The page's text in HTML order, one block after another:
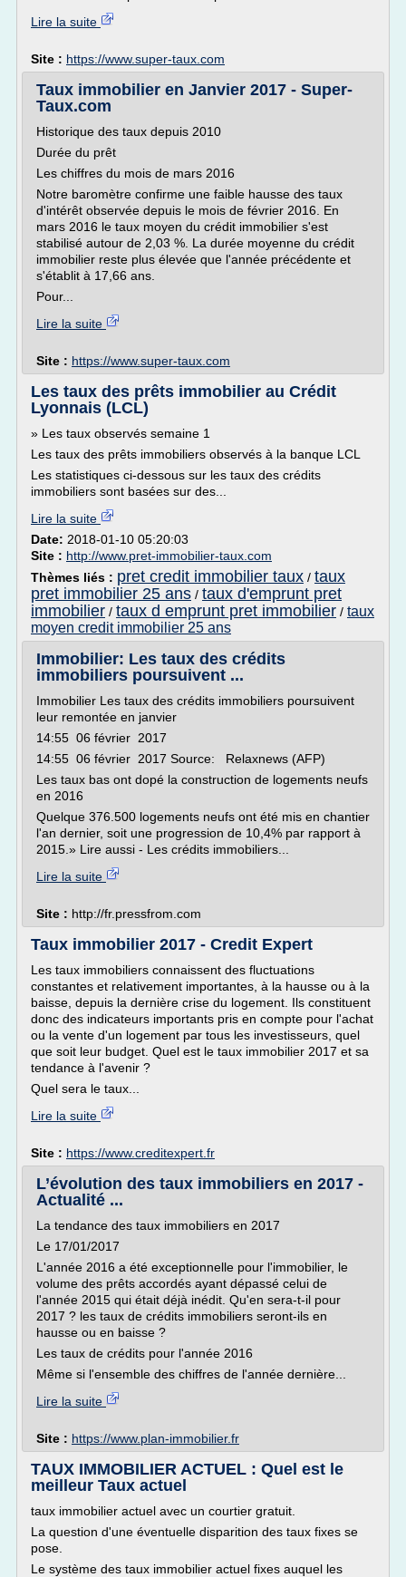
Lire la suite
Site : https://www.super-taux.com
Taux immobilier en Janvier 2017 - Super-
Taux.com
Historique des taux depuis 2010
Durée du prêt
Les chiffres du mois de mars 2016
Notre baromètre confirme une faible hausse des taux
d'intérêt observée depuis le mois de février 2016. En
mars 2016 le taux moyen du crédit immobilier s'est
stabilisé autour de 2,03 %. La durée moyenne du crédit
immobilier reste plus élevée que l'année précédente et
s'établit à 17,66 ans.
Pour...
Lire la suite
Site : https://www.super-taux.com
Les taux des prêts immobilier au Crédit
Lyonnais (LCL)
» Les taux observés semaine 1
Les taux des prêts immobiliers observés à la banque LCL
Les statistiques ci-dessous sur les taux des crédits
immobiliers sont basées sur des...
Lire la suite
Date: 2018-01-10 05:20:03
Site : http://www.pret-immobilier-taux.com
Thèmes liés : pret credit immobilier taux / taux
pret immobilier 25 ans / taux d'emprunt pret
immobilier / taux d emprunt pret immobilier / taux
moyen credit immobilier 25 ans
Immobilier: Les taux des crédits
immobiliers poursuivent ...
Immobilier Les taux des crédits immobiliers poursuivent
leur remontée en janvier
14:55 06 février 2017
14:55 06 février 2017 Source: Relaxnews (AFP)
Les taux bas ont dopé la construction de logements neufs
en 2016
Quelque 376.500 logements neufs ont été mis en chantier
l'an dernier, soit une progression de 10,4% par rapport à
2015.» Lire aussi - Les crédits immobiliers...
Lire la suite
Site : http://fr.pressfrom.com
Taux immobilier 2017 - Credit Expert
Les taux immobiliers connaissent des fluctuations
constantes et relativement importantes, à la hausse ou à la
baisse, depuis la dernière crise du logement. Ils constituent
donc des indicateurs importants pris en compte pour l'achat
ou la vente d'un logement par tous les investisseurs, quel
que soit leur budget. Quel est le taux immobilier 2017 et sa
tendance à l'avenir ?
Quel sera le taux...
Lire la suite
Site : https://www.creditexpert.fr
L’évolution des taux immobiliers en 2017 -
Actualité ...
La tendance des taux immobiliers en 2017
Le 17/01/2017
L'année 2016 a été exceptionnelle pour l'immobilier, le
volume des prêts accordés ayant dépassé celui de
l'année 2015 qui était déjà inédit. Qu'en sera-t-il pour
2017 ? les taux de crédits immobiliers seront-ils en
hausse ou en baisse ?
Les taux de crédits pour l'année 2016
Même si l'ensemble des chiffres de l'année dernière...
Lire la suite
Site : https://www.plan-immobilier.fr
TAUX IMMOBILIER ACTUEL : Quel est le
meilleur Taux actuel
taux immobilier actuel avec un courtier gratuit.
La question d'une éventuelle disparition des taux fixes se
pose.
Le système des taux immobilier actuel fixes auquel les